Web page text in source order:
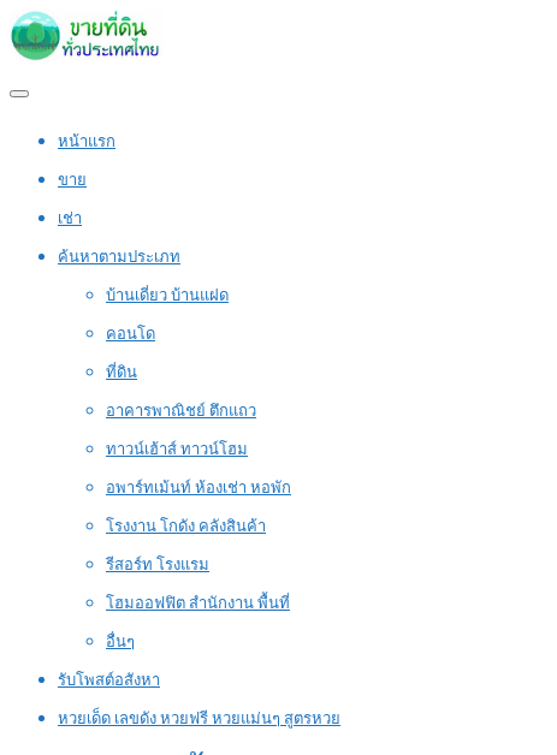
หน้าแรก
ขาย
เช่า
ค้นหาตามประเภท
บ้านเดี่ยว บ้านแฝด
คอนโด
ที่ดิน
อาคารพาณิชย์ ตึกแถว
ทาวน์เฮ้าส์ ทาวน์โฮม
อพาร์ทเม้นท์ ห้องเช่า หอพัก
โรงงาน โกดัง คลังสินค้า
รีสอร์ท โรงแรม
โฮมออฟฟิต สำนักงาน พื้นที่
อื่นๆ
รับโพสต์อสังหา
หวยเด็ด เลขดัง หวยฟรี หวยแม่นๆ สูตรหวย